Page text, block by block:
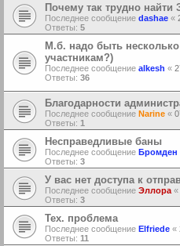
Почему так трудно найти
Последнее сообщение dashae «
Ответы: 5
М.б. надо быть
участникам?)
Последнее сообщение alkesh «
Ответы: 36
Благодарности
Последнее сообщение Narine «
Ответы: 1
Несправедливые баны
Последнее сообщение Бромден
Ответы: 3
У вас нет доступа к
Последнее сообщение Эллора «
Ответы: 3
Тех. проблема
Последнее сообщение Elfriede «
Ответы: 11